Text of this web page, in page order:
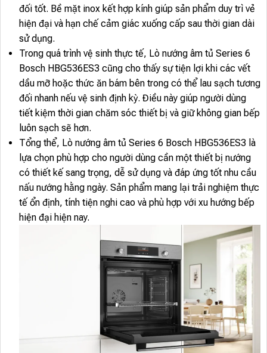
đối tốt. Bề mặt inox kết hợp kính giúp sản phẩm duy trì vẻ
hiện đại và hạn chế cảm giác xuống cấp sau thời gian dài
sử dụng.
Trong quá trình vệ sinh thực tế, Lò nướng âm tủ Series 6
Bosch HBG536ES3 cũng cho thấy sự tiện lợi khi các vết
dầu mỡ hoặc thức ăn bám bên trong có thể lau sạch tương
đối nhanh nếu vệ sinh định kỳ. Điều này giúp người dùng
tiết kiệm thời gian chăm sóc thiết bị và giữ không gian bếp
luôn sạch sẽ hơn.
Tổng thể, Lò nướng âm tủ Series 6 Bosch HBG536ES3 là
lựa chọn phù hợp cho người dùng cần một thiết bị nướng
có thiết kế sang trọng, dễ sử dụng và đáp ứng tốt nhu cầu
nấu nướng hằng ngày. Sản phẩm mang lại trải nghiệm thực
tế ổn định, tính tiện nghi cao và phù hợp với xu hướng bếp
hiện đại hiện nay.